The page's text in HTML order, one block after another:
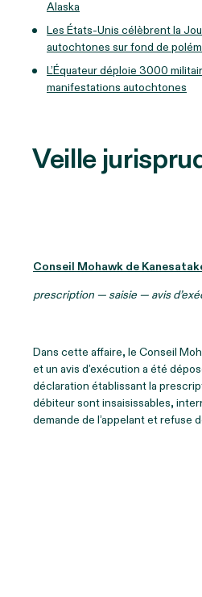
Alaska
Les États-Unis célèbrent la
autochtones sur fond de
L’Équateur déploie 3000
manifestations autochtones
Veille
Conseil Mohawk de
prescription — saisie — avis
Dans cette affaire, le Conseil
et un avis d’exécution a été
déclaration établissant la
débiteur sont insaisissables,
demande de l’appelant et